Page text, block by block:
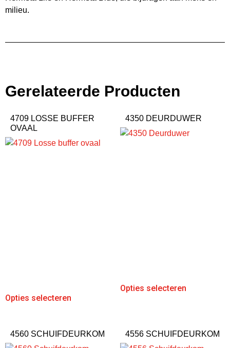
milieu.
Gerelateerde Producten
4709 LOSSE BUFFER
OVAAL
Opties selecteren
4350 DEURDUWER
Opties selecteren
4560 SCHUIFDEURKOM 4556 SCHUIFDEURKOM